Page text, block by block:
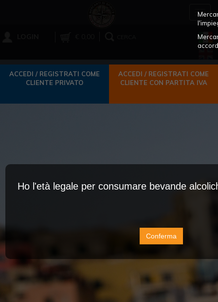
ACCEDI / REGISTRATI COME
CLIENTE PRIVATO
ACCEDI / REGISTRATI COME
CLIENTE CON PARTITA IVA
Ho l'età legale per consumare bevande
Conferma